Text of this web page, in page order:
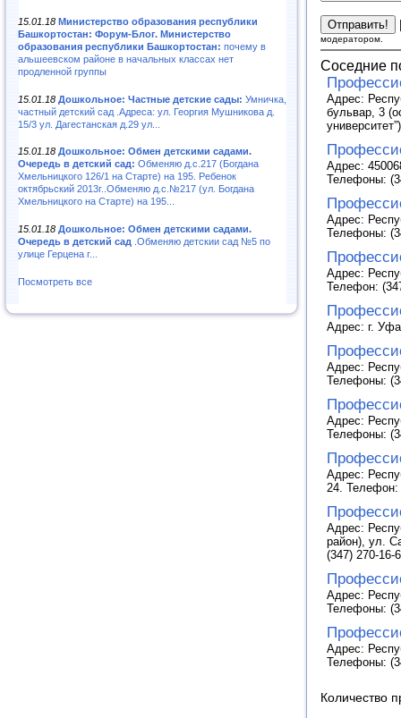
15.01.18 Министерство образования республики
Башкортостан: Форум-Блог. Министерство
образования республики Башкортостан: почему в
альшеевском районе в начальных классах нет
продленной группы
15.01.18 Дошкольное: Частные детские сады: Умничка,
частный детский сад .Адреса: ул. Георгия Мушникова д.
15/3 ул. Дагестанская д.29 ул...
15.01.18 Дошкольное: Обмен детскими садами.
Очередь в детский сад: Обменяю д.с.217 (Богдана
Хмельницкого 126/1 на Старте) на 195. Ребенок
октябрьский 2013г..Обменяю д.с.№217 (ул. Богдана
Хмельницкого на Старте) на 195...
15.01.18 Дошкольное: Обмен детскими садами.
Очередь в детский сад .Обменяю детскии сад №5 по
улице Герцена г...
Посмотреть все
модератором.
Соседние
Адрес:
бульвар, 3
Адрес:
Телефоны:
Адрес:
Телефоны:
Адрес:
Телефон:
Адрес: г.
Адрес:
Телефоны:
Адрес:
Телефоны:
Адрес:
24. Телефон:
Адрес:
район), ул.
(347) 270-16-
Адрес:
Телефоны:
Адрес:
Телефоны:
Количество